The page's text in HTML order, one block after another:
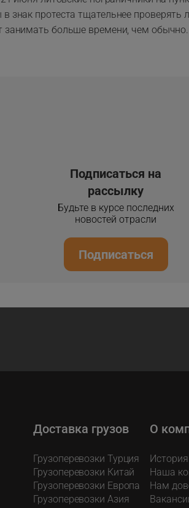
знак протеста тщательнее проверять
занимать больше времени, чем обычно.
Подписаться на
рассылку
Будьте в курсе последних
новостей отрасли
Подписаться
Доставка грузов
Грузоперевозки Турция
Грузоперевозки Китай
Грузоперевозки Европа
Грузоперевозки Азия
О
История
Наша
Нам